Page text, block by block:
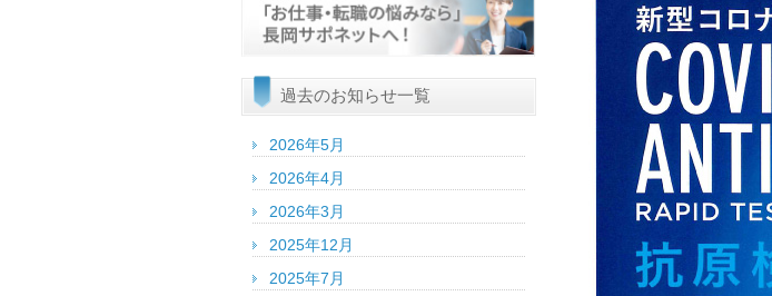
過去のお知らせ一覧
2026年5月
2026年4月
2026年3月
2025年12月
2025年7月